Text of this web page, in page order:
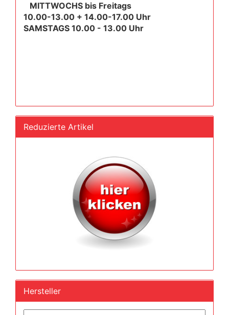
MITTWOCHS bis Freitags
10.00-13.00 + 14.00-17.00 Uhr
SAMSTAGS 10.00 - 13.00 Uhr
Reduzierte Artikel
Hersteller